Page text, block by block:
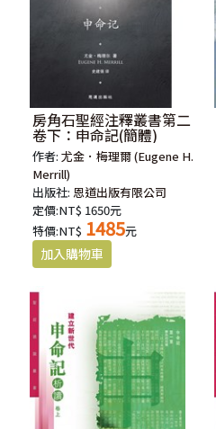
房角石聖經注釋叢書第二
卷下：申命記(簡體)
作者:尤金．梅理爾 (Eugene H.
Merrill)
出版社: 恩道出版有限公司
定價:NT$ 1650元
特價:NT$ 1485元